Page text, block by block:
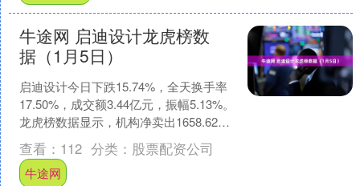
牛途网 启迪设计龙虎榜数
据（1月5日）
启迪设计今日下跌15.74%，全天换手率
17.50%，成交额3.44亿元，振幅5.13%。
龙虎榜数据显示，机构净卖出1658.62万
元，营业部席位合计净买入12....
查看： 112 分类： 股票配资公司
牛途网